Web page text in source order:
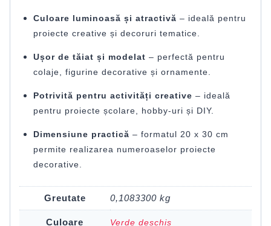
Culoare luminoasă și atractivă – ideală pentru
proiecte creative și decoruri tematice.
Ușor de tăiat și modelat – perfectă pentru
colaje, figurine decorative și ornamente.
Potrivită pentru activități creative – ideală
pentru proiecte școlare, hobby-uri și DIY.
Dimensiune practică – formatul 20 x 30 cm
permite realizarea numeroaselor proiecte
decorative.
Greutate 0,1083300 kg
Culoare Verde deschis